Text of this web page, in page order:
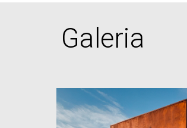
Galeria